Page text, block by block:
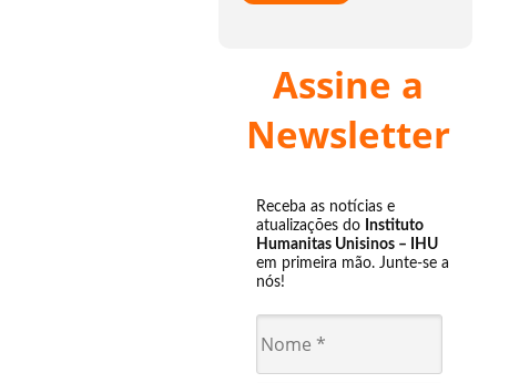
Assine a
Newsletter
Receba as notícias e
atualizações do Instituto
Humanitas Unisinos – IHU
em primeira mão. Junte-se a
nós!